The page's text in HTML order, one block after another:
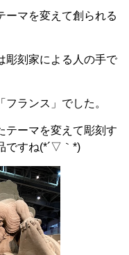
ーマを変えて創られる
彫刻家による人の手で
ランス」でした。
テーマを変えて彫刻す
ですね(*´▽｀*)